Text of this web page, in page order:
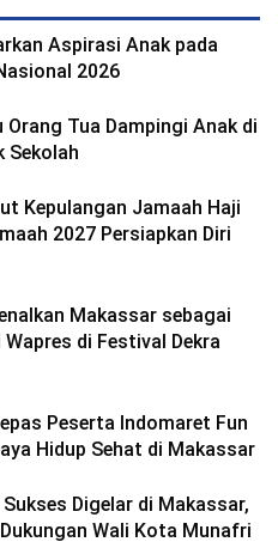
Aspirasi Anak pada
2026
Tua Dampingi Anak di
Sekolah
Kepulangan Jamaah Haji
2027 Persiapkan Diri
Makassar sebagai
di Festival Dekra
Peserta Indomaret Fun
Hidup Sehat di Makassar
Digelar di Makassar,
Wali Kota Munafri